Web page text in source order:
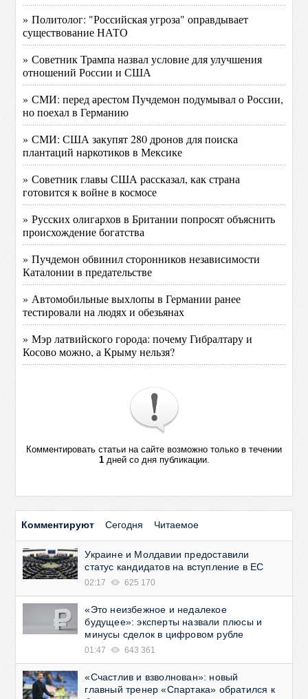
» Политолог: "Российская угроза" оправдывает
существование НАТО
» Советник Трампа назвал условие для улучшения
отношений России и США
» СМИ: перед арестом Пучдемон подумывал о России,
но поехал в Германию
» СМИ: США закупят 280 дронов для поиска
плантаций наркотиков в Мексике
» Советник главы США рассказал, как страна
готовится к войне в космосе
» Русских олигархов в Британии попросят объяснить
происхождение богатства
» Пучдемон обвинил сторонников независимости
Каталонии в предательстве
» Автомобильные выхлопы в Германии ранее
тестировали на людях и обезьянах
» Мэр латвийского города: почему Гибралтару и
Косово можно, а Крыму нельзя?
Комментировать статьи на сайте возможно только в течении
1дней со дня публикации.
Комментируют Сегодня Читаемое
Украине и Молдавии предоставили
статус кандидатов на вступление в ЕС
02:17 625 170
«Это неизбежное и недалекое
будущее»: эксперты назвали плюсы и
минусы сделок в цифровом рубле
01:47 643 361
«Счастлив и взволнован»: новый
главный тренер «Спартака» обратился к